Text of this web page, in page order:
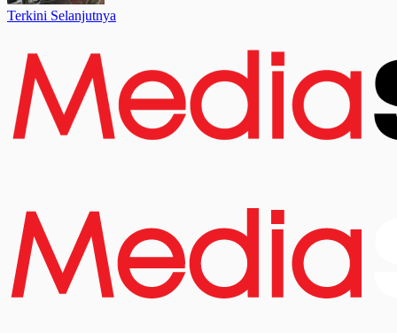
Terkini Selanjutnya